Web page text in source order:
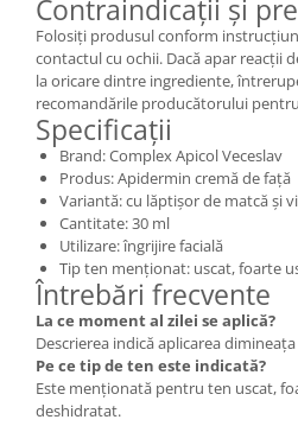
Contraindicații și
Folosiți produsul conform
contactul cu ochii. Dacă apar reacții
la oricare dintre ingrediente,
recomandările producătorului
Specificații
Brand: Complex Apicol Veceslav
Produs: Apidermin cremă de față
Variantă: cu lăptișor de matcă și
Cantitate: 30 ml
Utilizare: îngrijire facială
Tip ten menționat: uscat, foarte
Întrebări frecvente
La ce moment al zilei se aplică?
Descrierea indică aplicarea dimineața
Pe ce tip de ten este indicată?
Este menționată pentru ten uscat,
deshidratat.